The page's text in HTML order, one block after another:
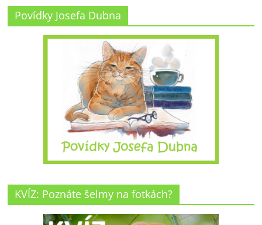
Povídky Josefa Dubna
KVÍZ: Poznáte šelmy na fotkách?